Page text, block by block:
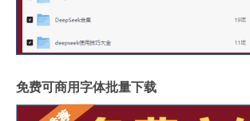
免费可商用字体批量下载